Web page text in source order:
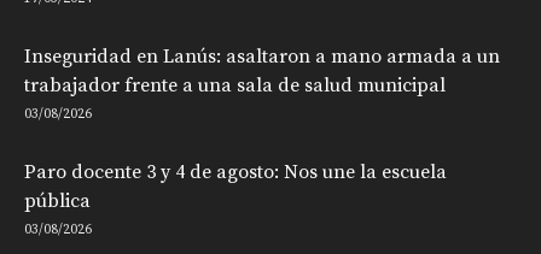
Inseguridad en Lanús: asaltaron a mano armada a un
trabajador frente a una sala de salud municipal
03/08/2026
Paro docente 3 y 4 de agosto: Nos une la escuela
pública
03/08/2026